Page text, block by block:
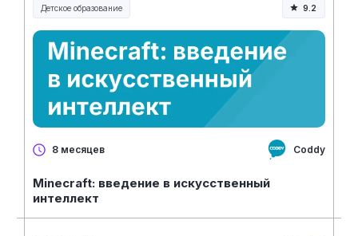
Детское образование 9.2
8 месяцев Coddy
Minecraft: введение в искусственный
интеллект